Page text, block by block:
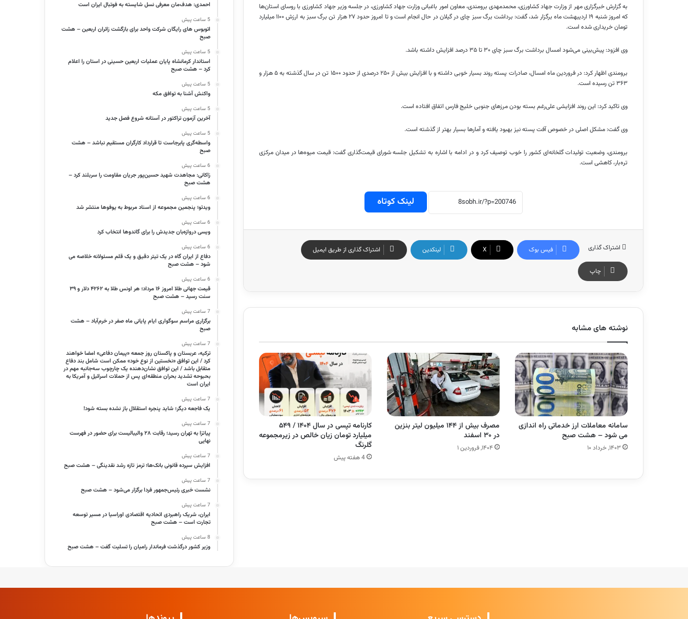
به گزارش خبرگزاری مهر از وزارت جهاد کشاورزی، محمدمهدی برومندی، معاون امور باغبانی وزارت جهاد کشاورزی، در جلسه وزیر جهاد کشاورزی با روسای استان‌ها
که امروز شنبه ۱۹ اردیبهشت ماه برگزار شد، گفت: برداشت برگ سبز چای در گیلان در حال انجام است و تا امروز حدود ۲۷ هزار تن برگ سبز به ارزش ۱۱۰۰ میلیارد
تومان خریداری شده است.
وی افزود: پیش‌بینی می‌شود امسال برداشت برگ سبز چای ۳۰ تا ۳۵ درصد افزایش داشته باشد.
برومندی اظهار کرد: در فروردین ماه امسال، صادرات پسته روند بسیار خوبی داشته و با افزایش بیش از ۲۵۰ درصدی از حدود ۱۵۰۰ تن در سال گذشته به ۵ هزار و
۳۶۳ تن رسیده است.
وی تاکید کرد: این روند افزایشی علی‌رغم بسته بودن مرزهای جنوبی خلیج فارس اتفاق افتاده است.
وی گفت: مشکل اصلی در خصوص آفت پسته نیز بهبود یافته و آمارها بسیار بهتر از گذشته است.
برومندی، وضعیت تولیدات گلخانه‌ای کشور را خوب توصیف کرد و در ادامه با اشاره به تشکیل جلسه شورای قیمت‌گذاری گفت: قیمت میوه‌ها در میدان مرکزی
تره‌بار، کاهشی است.
لینک کوتاه
اشتراک گذاری فیس بوک X لینکدین اشتراک گذاری از طریق ایمیل
چاپ
نوشته های مشابه
سامانه معاملات ارز خدماتی راه اندازی
می شود – هشت صبح
۱۴۰۳, خرداد ۱۰
مصرف بیش از ۱۴۴ میلیون لیتر بنزین
در ۳۰ اسفند
۱۴۰۴, فروردین ۱
کارنامه تپسی در سال ۱۴۰۴ / ۵۴۹
میلیارد تومان زیان خالص در زیرمجموعه
گلرنگ
4 هفته پیش
احمدی: هدف‌مان معرفی نسل شایسته به فوتبال ایران است
5 ساعت پیش
اتوبوس های رایگان شرکت واحد برای بازگشت زائران اربعین – هشت
صبح
5 ساعت پیش
استاندار کرمانشاه پایان عملیات اربعین حسینی در استان را اعلام
کرد – هشت صبح
5 ساعت پیش
واکنش آشنا به توافق مکه
5 ساعت پیش
آخرین آزمون تراکتور در آستانه شروع فصل جدید
5 ساعت پیش
واسطه‌گری پابرجاست تا قرارداد کارگران مستقیم نباشد – هشت
صبح
6 ساعت پیش
زاکانی: مجاهدت شهید حسین‌پور جریان مقاومت را سربلند کرد –
هشت صبح
6 ساعت پیش
ویدئو؛ پنجمین مجموعه از اسناد مربوط به یوفوها منتشر شد
6 ساعت پیش
ویسی دروازه‌بان جدیدش را برای گاندوها انتخاب کرد
6 ساعت پیش
دفاع از ایران گاه در یک تیتر دقیق و یک قلم مسئولانه خلاصه می
شود – هشت صبح
6 ساعت پیش
قیمت جهانی طلا امروز ۱۶ مرداد؛ هر اونس طلا به ۴۲۶۲ دلار و ۳۹
سنت رسید – هشت صبح
7 ساعت پیش
برگزاری مراسم سوگواری ایام پایانی ماه صفر در خرم‌آباد – هشت
صبح
7 ساعت پیش
ترکیه، عربستان و پاکستان روز جمعه «پیمان دفاعی» امضا خواهند
کرد / این توافق «نخستین از نوع خود» ممکن است شامل بند دفاع
متقابل باشد / این توافق نشان‌دهنده یک چارچوب سه‌جانبه مهم در
بحبوحه تشدید بحران منطقه‌ای پس از حملات اسرائیل و آمریکا به
ایران است
7 ساعت پیش
یک فاجعه دیگر؛ شاید پنجره استقلال باز نشده بسته شود!
7 ساعت پیش
پیاتزا به تهران رسید؛ رقابت ۲۸ والیبالیست برای حضور در فهرست
نهایی
7 ساعت پیش
افزایش سپرده قانونی بانک‌ها؛ ترمز تازه رشد نقدینگی – هشت صبح
7 ساعت پیش
نشست خبری رئیس‌جمهور فردا برگزار می‌شود – هشت صبح
7 ساعت پیش
ایران، شریک راهبردی اتحادیه اقتصادی اوراسیا در مسیر توسعه
تجارت است – هشت صبح
8 ساعت پیش
وزیر کشور درگذشت فرماندار رامیان را تسلیت گفت – هشت صبح